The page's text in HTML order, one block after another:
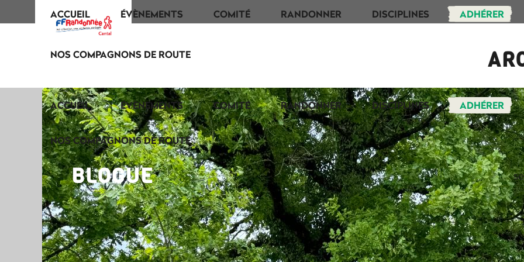
ACCUEIL ÉVÈNEMENTS COMITÉ RANDONNER DISCIPLINES ADHÉRER
NOS COMPAGNONS DE ROUTE
ACCUEIL ÉVÈNEMENTS COMITÉ RANDONNER DISCIPLINES ADHÉRER
NOS COMPAGNONS DE ROUTE
BLOGUE